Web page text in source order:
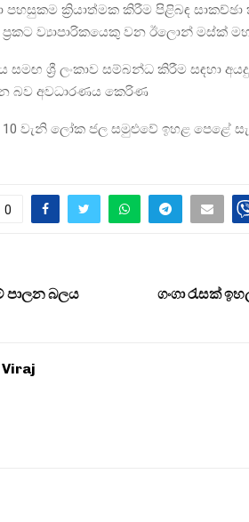
පහසුකම ක්‍රියාත්මක කිරීම පිළිබඳ
ව්‍යාපාරිකයෙකු වන ඊලොන් මස්ක්
සමඟ ශ්‍රී ලංකාව සම්බන්ධ කිරීම සඳහා
බව අවධාරණය කෙරිණ
10 වැනි ලෝක ජල සමුළුවේ ඉහළ පෙළේ
0
පාලන බලය
ගංගා රැසක්